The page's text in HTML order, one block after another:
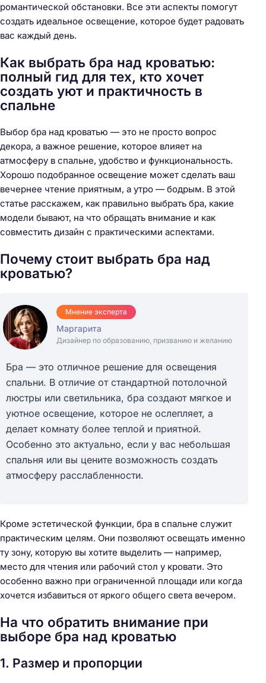
романтической обстановки. Все эти аспекты помогут
создать идеальное освещение, которое будет радовать
вас каждый день.
Как выбрать бра над кроватью:
полный гид для тех, кто хочет
создать уют и практичность в
спальне
Выбор бра над кроватью — это не просто вопрос
декора, а важное решение, которое влияет на
атмосферу в спальне, удобство и функциональность.
Хорошо подобранное освещение может сделать ваш
вечернее чтение приятным, а утро — бодрым. В этой
статье расскажем, как правильно выбрать бра, какие
модели бывают, на что обращать внимание и как
совместить дизайн с практическими аспектами.
Почему стоит выбрать бра над
кроватью?
Мнение эксперта
Маргарита
Дизайнер по образованию, призванию и желанию
Бра — это отличное решение для освещения
спальни. В отличие от стандартной потолочной
люстры или светильника, бра создают мягкое и
уютное освещение, которое не ослепляет, а
делает комнату более теплой и приятной.
Особенно это актуально, если у вас небольшая
спальня или вы цените возможность создать
атмосферу расслабленности.
Кроме эстетической функции, бра в спальне служит
практическим целям. Они позволяют освещать именно
ту зону, которую вы хотите выделить — например,
место для чтения или рабочий стол у кровати. Это
особенно важно при ограниченной площади или когда
хочется избавиться от яркого общего света вечером.
На что обратить внимание при
выборе бра над кроватью
1. Размер и пропорции